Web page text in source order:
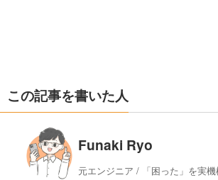
この記事を書いた人
Funaki Ryo
元エンジニア / 「困った」を実機